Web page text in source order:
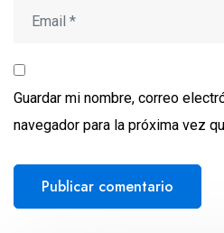
Guardar mi nombre, correo
navegador para la próxima vez